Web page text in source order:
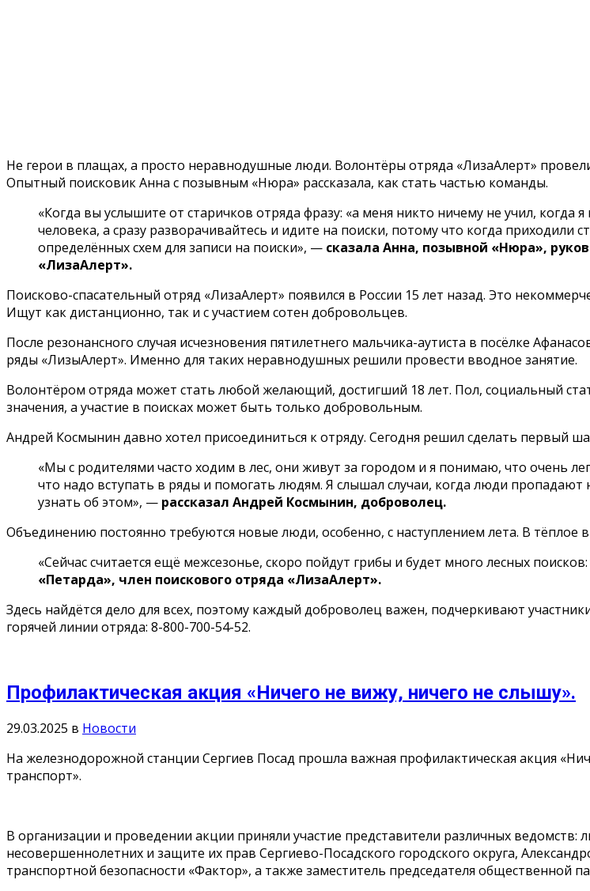
Не герои в плащах, а просто неравнодушные люди. Волонтёры отряда «ЛизаАлерт»
Опытный поисковик Анна с позывным «Нюра» рассказала, как стать частью команды.
«Когда вы услышите от старичков отряда фразу: «а меня никто ничему не учил,
человека, а сразу разворачивайтесь и идите на поиски, потому что когда приходили
определённых схем для записи на поиски», — сказала Анна, позывной «Нюра»,
«ЛизаАлерт».
Поисково-спасательный отряд «ЛизаАлерт» появился в России 15 лет назад. Это
Ищут как дистанционно, так и с участием сотен добровольцев.
После резонансного случая исчезновения пятилетнего мальчика-аутиста в посёлке
ряды «ЛизыАлерт». Именно для таких неравнодушных решили провести вводное занятие.
Волонтёром отряда может стать любой желающий, достигший 18 лет. Пол, социальный
значения, а участие в поисках может быть только добровольным.
Андрей Космынин давно хотел присоединиться к отряду. Сегодня решил сделать первый
«Мы с родителями часто ходим в лес, они живут за городом и я понимаю, что очень
что надо вступать в ряды и помогать людям. Я слышал случаи, когда люди
узнать об этом», — рассказал Андрей Космынин, доброволец.
Объединению постоянно требуются новые люди, особенно, с наступлением лета. В тёплое
«Сейчас считается ещё межсезонье, скоро пойдут грибы и будет много лесных
«Петарда», член поискового отряда «ЛизаАлерт».
Здесь найдётся дело для всех, поэтому каждый доброволец важен, подчеркивают
горячей линии отряда: 8-800-700-54-52.
Профилактическая акция «Ничего не вижу, ничего не слышу».
29.03.2025 в Новости
На железнодорожной станции Сергиев Посад прошла важная профилактическая акция
транспорт».
В организации и проведении акции приняли участие представители различных
несовершеннолетних и защите их прав Сергиево-Посадского городского округа,
транспортной безопасности «Фактор», а также заместитель председателя общественной